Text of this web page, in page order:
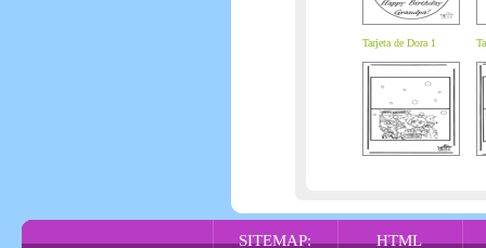
Tarjeta de Dora 1
SITEMAP: HTML